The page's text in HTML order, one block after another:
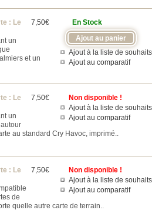
En Stock
Ajout à la liste de souhaits
Ajout au comparatif
7,50€
: Le
un
et un
Non disponible !
Ajout à la liste de souhaits
Ajout au comparatif
7,50€
: Le
un
au standard Cry Havoc, imprimé..
Non disponible !
Ajout à la liste de souhaits
Ajout au comparatif
7,50€
: Le
de
quelle autre carte de terrain..